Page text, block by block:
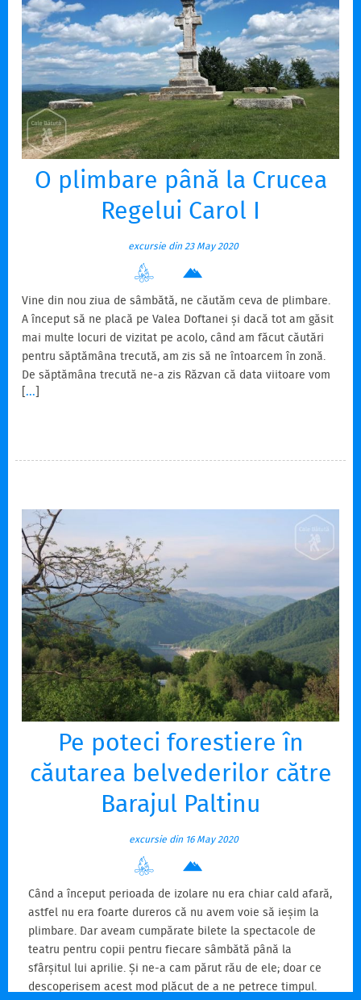
O plimbare până la Crucea
Regelui Carol I
excursie din 23 May 2020
Vine din nou ziua de sâmbătă, ne căutăm ceva de plimbare.
A început să ne placă pe Valea Doftanei și dacă tot am găsit
mai multe locuri de vizitat pe acolo, când am făcut căutări
pentru săptămâna trecută, am zis să ne întoarcem în zonă.
De săptămâna trecută ne-a zis Răzvan că data viitoare vom
urca pe Vârful Cucuiatu și la coborâre vom continua acolo
[...]
Pe poteci forestiere în
căutarea belvederilor către
Barajul Paltinu
excursie din 16 May 2020
Când a început perioada de izolare nu era chiar cald afară,
astfel nu era foarte dureros că nu avem voie să ieșim la
plimbare. Dar aveam cumpărate bilete la spectacole de
teatru pentru copii pentru fiecare sâmbătă până la
sfârșitul lui aprilie. Și ne-a cam părut rău de ele; doar ce
descoperisem acest mod plăcut de a ne petrece timpul.